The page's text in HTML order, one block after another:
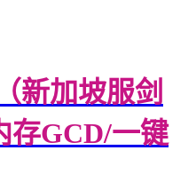
新加坡服剑
存GCD/一键